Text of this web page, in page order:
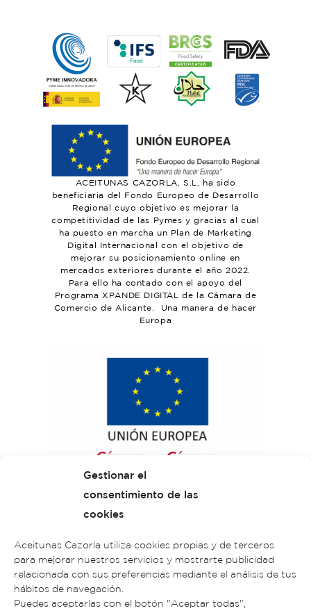
Gestionar el
consentimiento de las
cookies
Aceitunas Cazorla utiliza cookies propias y de terceros
para mejorar nuestros servicios y mostrarte publicidad
relacionada con sus preferencias mediante el análisis de tus
hábitos de navegación.
Puedes aceptarlas con el botón "Aceptar todas",
ACEITUNAS CAZORLA, S.L, ha sido
beneficiaria del Fondo Europeo de Desarrollo
Regional cuyo objetivo es mejorar la
competitividad de las Pymes y gracias al cual
ha puesto en marcha un Plan de Marketing
Digital Internacional con el objetivo de
mejorar su posicionamiento online en
mercados exteriores durante el año 2022.
Para ello ha contado con el apoyo del
Programa XPANDE DIGITAL de la Cámara de
Comercio de Alicante. Una manera de hacer
Europa